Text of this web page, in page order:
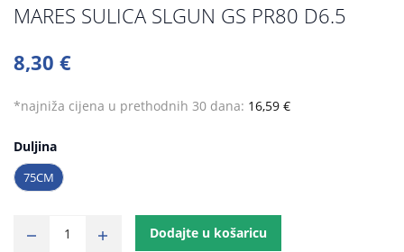
MARES SULICA SLGUN GS PR80 D6.5
8,30 €
*najniža cijena u prethodnih 30 dana: 16,59 €
Duljina
75CM
Dodajte u košaricu